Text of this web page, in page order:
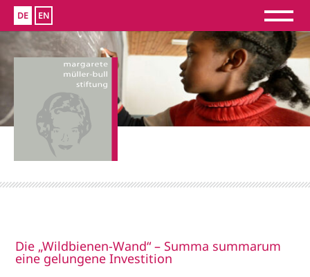
DE EN
Die „Wildbienen-Wand“ – Summa summarum
eine gelungene Investition